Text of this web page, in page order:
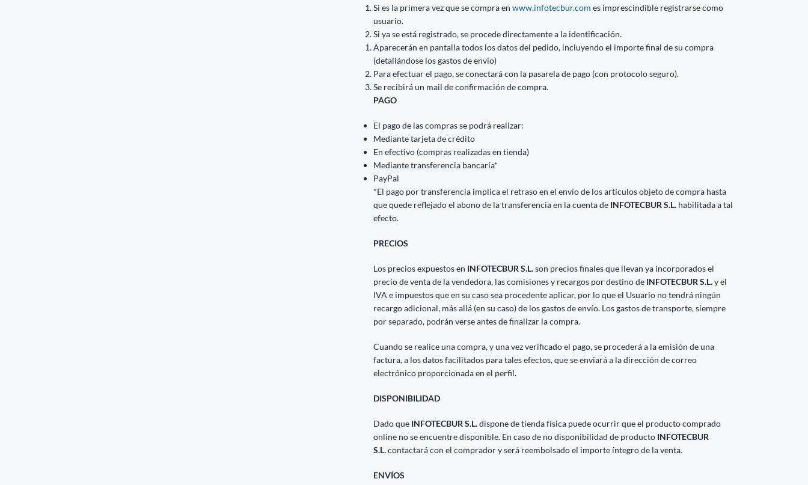
Si es la primera vez que se compra en www.infotecbur.com es imprescindible registrarse como
usuario.
Si ya se está registrado, se procede directamente a la identificación.
Aparecerán en pantalla todos los datos del pedido, incluyendo el importe final de su compra
(detallándose los gastos de envío)
Para efectuar el pago, se conectará con la pasarela de pago (con protocolo seguro).
Se recibirá un mail de confirmación de compra.
PAGO
El pago de las compras se podrá realizar:
Mediante tarjeta de crédito
En efectivo (compras realizadas en tienda)
Mediante transferencia bancaría*
PayPal
*El pago por transferencia implica el retraso en el envío de los artículos objeto de compra hasta
que quede reflejado el abono de la transferencia en la cuenta de INFOTECBUR S.L. habilitada a tal
efecto.
PRECIOS
Los precios expuestos en INFOTECBUR S.L.son precios finales que llevan ya incorporados el
precio de venta de la vendedora, las comisiones y recargos por destino de INFOTECBUR S.L.y el
IVA e impuestos que en su caso sea procedente aplicar, por lo que el Usuario no tendrá ningún
recargo adicional, más allá (en su caso) de los gastos de envío. Los gastos de transporte, siempre
por separado, podrán verse antes de finalizar la compra.
Cuando se realice una compra, y una vez verificado el pago, se procederá a la emisión de una
factura, a los datos facilitados para tales efectos, que se enviará a la dirección de correo
electrónico proporcionada en el perfil.
DISPONIBILIDAD
Dado que INFOTECBUR S.L.dispone de tienda física puede ocurrir que el producto comprado
online no se encuentre disponible. En caso de no disponibilidad de producto INFOTECBUR
S.L.contactará con el comprador y será reembolsado el importe íntegro de la venta.
ENVÍOS